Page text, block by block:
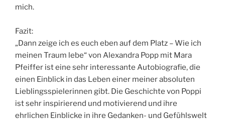
mich.
Fazit:
„Dann zeige ich es euch eben auf dem Platz – Wie ich
meinen Traum lebe“ von Alexandra Popp mit Mara
Pfeiffer ist eine sehr interessante Autobiografie, die
einen Einblick in das Leben einer meiner absoluten
Lieblingsspielerinnen gibt. Die Geschichte von Poppi
ist sehr inspirierend und motivierend und ihre
ehrlichen Einblicke in ihre Gedanken- und Gefühlswelt